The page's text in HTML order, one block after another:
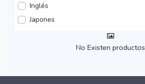
Inglés
Japones
No Existen productos